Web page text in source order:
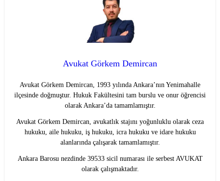
Avukat Görkem Demircan
Avukat Görkem Demircan, 1993 yılında Ankara’nın Yenimahalle
ilçesinde doğmuştur. Hukuk Fakültesini tam burslu ve onur öğrencisi
olarak Ankara’da tamamlamıştır.
Avukat Görkem Demircan, avukatlık stajını yoğunluklu olarak ceza
hukuku, aile hukuku, iş hukuku, icra hukuku ve idare hukuku
alanlarında çalışarak tamamlamıştır.
Ankara Barosu nezdinde 39533 sicil numarası ile serbest AVUKAT
olarak çalışmaktadır.